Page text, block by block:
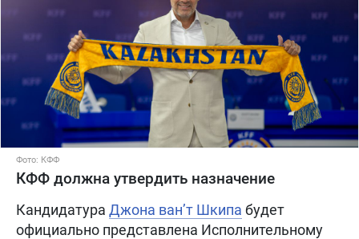
Фото: КФФ
КФФ должна утвердить назначение
Кандидатура Джона ван’т Шкипа будет
официально представлена Исполнительному